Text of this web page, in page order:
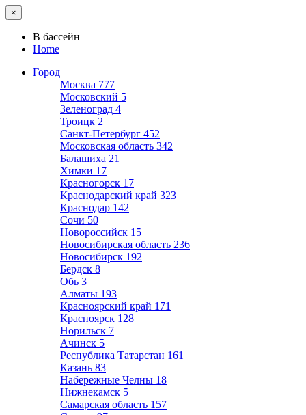
×
В бассейн
Home
Город
Москва 777
Московский 5
Зеленоград 4
Троицк 2
Санкт-Петербург 452
Московская область 342
Балашиха 21
Химки 17
Красногорск 17
Краснодарский край 323
Краснодар 142
Сочи 50
Новороссийск 15
Новосибирская область 236
Новосибирск 192
Бердск 8
Обь 3
Алматы 193
Красноярский край 171
Красноярск 128
Норильск 7
Ачинск 5
Республика Татарстан 161
Казань 83
Набережные Челны 18
Нижнекамск 5
Самарская область 157